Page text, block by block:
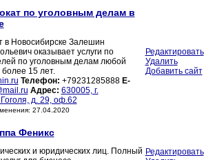
по уголовным делам в
в Новосибирске Залешин
оказывает услуги по
по уголовным делам любой
15 лет.
Телефон: +79231285888 E-
Адрес: 630005, г.
д. 29, оф.62
27.04.2020
Редактировать
Удалить
Добавить сайт
Феникс
и юридических лиц. Полный Редактировать